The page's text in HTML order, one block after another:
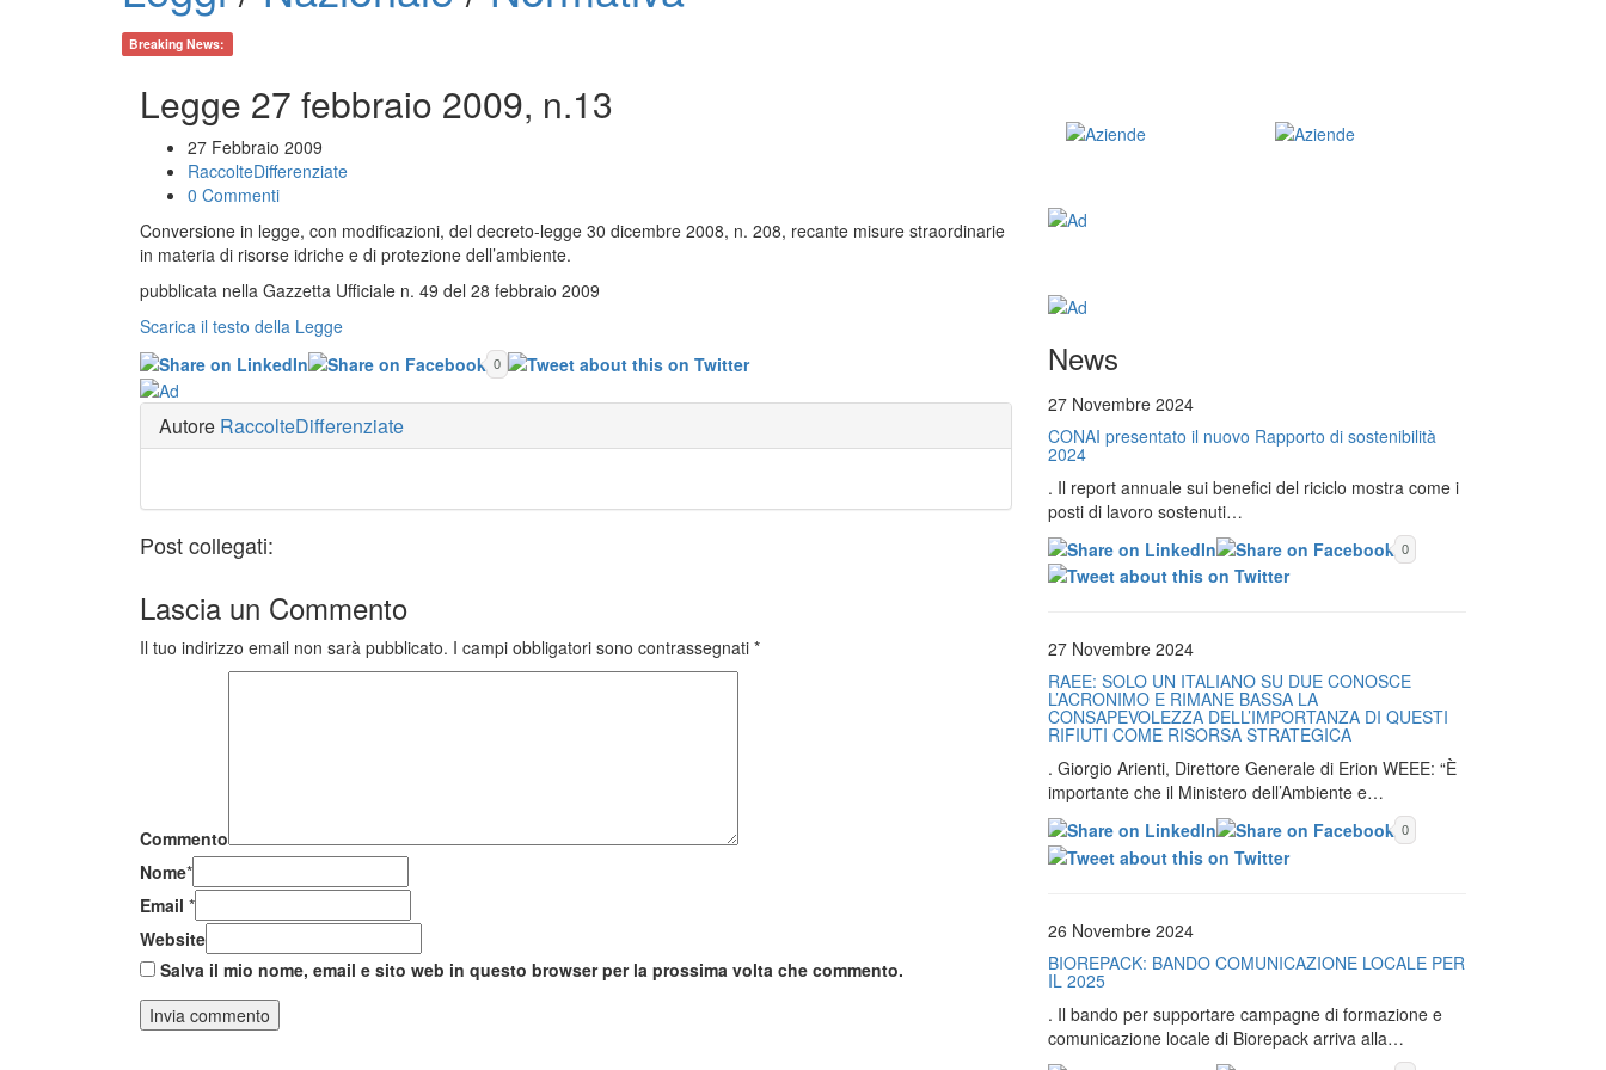
Breaking News:
Legge 27 febbraio 2009, n.13
27 Febbraio 2009
RaccolteDifferenziate
0 Commenti
Conversione in legge, con modificazioni, del decreto-legge 30 dicembre 2008, n. 208, recante misure straordinarie
in materia di risorse idriche e di protezione dell’ambiente.
pubblicata nella Gazzetta Ufficiale n. 49 del 28 febbraio 2009
Scarica il testo della Legge
0
Autore RaccolteDifferenziate
Post collegati:
Lascia un Commento
Il tuo indirizzo email non sarà pubblicato. I campi obbligatori sono contrassegnati *
Commento
Nome*
Email *
Website
Salva il mio nome, email e sito web in questo browser per la prossima volta che commento.
News
27 Novembre 2024
CONAI presentato il nuovo Rapporto di sostenibilità
2024
. Il report annuale sui benefici del riciclo mostra come i
posti di lavoro sostenuti…
0
27 Novembre 2024
RAEE: SOLO UN ITALIANO SU DUE CONOSCE
L’ACRONIMO E RIMANE BASSA LA
CONSAPEVOLEZZA DELL’IMPORTANZA DI QUESTI
RIFIUTI COME RISORSA STRATEGICA
. Giorgio Arienti, Direttore Generale di Erion WEEE: “È
importante che il Ministero dell’Ambiente e…
0
26 Novembre 2024
BIOREPACK: BANDO COMUNICAZIONE LOCALE PER
IL 2025
. Il bando per supportare campagne di formazione e
comunicazione locale di Biorepack arriva alla…